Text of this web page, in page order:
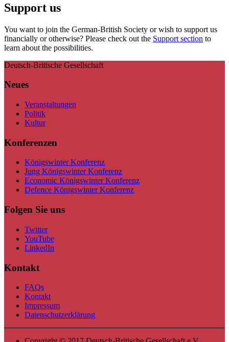
Support us
You want to join the German-British Society or wish to support us
financially or otherwise? Please check out the Support section to
learn about the possibilities.
Deutsch-Britische Gesellschaft
Neues
Veranstaltungen
Politik
Kultur
Konferenzen
Königswinter Konferenz
Jung Königswinter Konferenz
Economic Königswinter Konferenz
Defence Königswinter Konferenz
Folgen Sie uns
Twitter
YouTube
LinkedIn
Kontakt
FAQs
Kontakt
Impressum
Datenschutzerklärung